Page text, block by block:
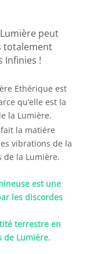
peut
totalement
Infinies !
Ethérique est
qu’elle est la
la Lumière.
la matière
vibrations de la
de la Lumière.
est une
les discordes
terrestre en
de Lumière.